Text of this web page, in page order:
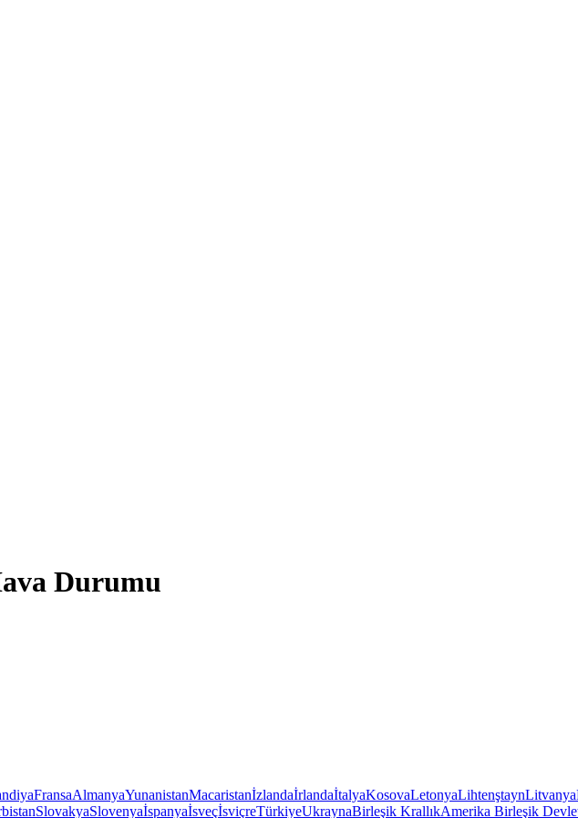
Durumu
FransaAlmanyaYunanistanMacaristanİzlandaİrlandaİtalyaKosovaLetonyaLihtenştaynLitvanya
SlovakyaSlovenyaİspanyaİsveçİsviçreTürkiyeUkraynaBirleşik KrallıkAmerika Birleşik